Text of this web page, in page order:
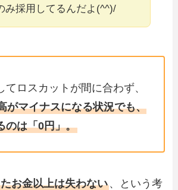
み採用してるんだよ(^^)/
てロスカットが間に合わず、
がマイナスになる状況でも、
のは「0円」。
お金以上は失わない、という考